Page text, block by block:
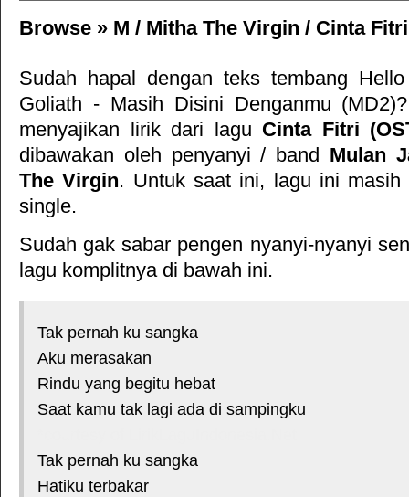
Browse » M / Mitha The Virgin / Cinta
Sudah hapal dengan teks tembang
Goliath - Masih Disini Denganmu (MD2)
menyajikan lirik dari lagu Cinta Fitri
dibawakan oleh penyanyi / band Mulan
The Virgin. Untuk saat ini, lagu ini masih
single.
Sudah gak sabar pengen nyanyi-nyanyi
lagu komplitnya di bawah ini.
Tak pernah ku sangka
Aku merasakan
Rindu yang begitu hebat
Saat kamu tak lagi ada di sampingku
Tak pernah ku sangka
Hatiku terbakar